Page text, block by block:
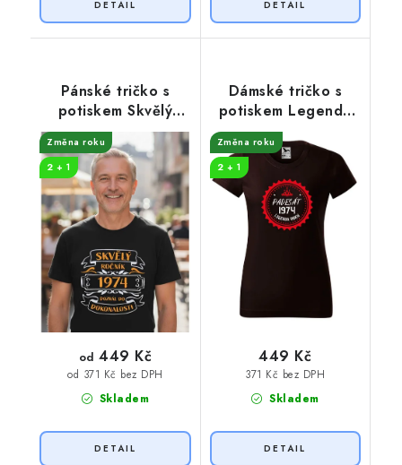
Pánské tričko s
potiskem Skvělý
ročník 1974
Změna roku
2 + 1
Skladem
od 371 Kč bez DPH
od 449 Kč
Dámské tričko s
potiskem Legenda
padesát
Změna roku
2 + 1
Skladem
371 Kč bez DPH
449 Kč